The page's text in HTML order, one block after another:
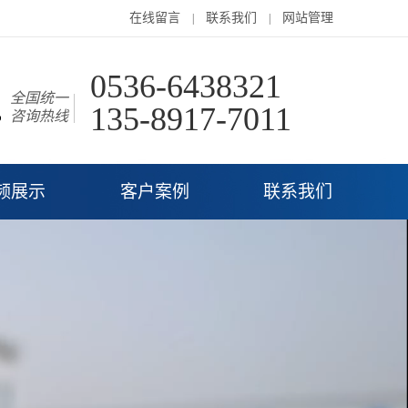
在线留言 联系我们 网站管理
全国统一
咨询热线
0536-6438321
135-8917-7011
展示 客户案例 联系我们